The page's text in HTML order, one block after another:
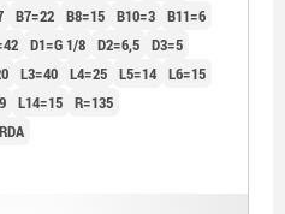
B7=22 B8=15 B10=3 B11=6
D1=G 1/8 D2=6,5 D3=5
L3=40 L4=25 L5=14 L6=15
L14=15 R=135